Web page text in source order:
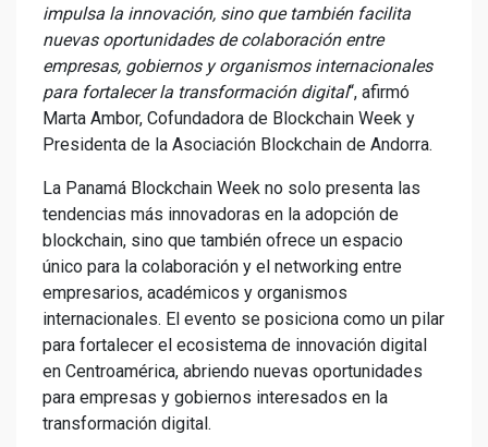
impulsa la innovación, sino que también facilita
nuevas oportunidades de colaboración entre
empresas, gobiernos y organismos internacionales
para fortalecer la transformación digital“, afirmó
Marta Ambor, Cofundadora de Blockchain Week y
Presidenta de la Asociación Blockchain de Andorra.
La Panamá Blockchain Week no solo presenta las
tendencias más innovadoras en la adopción de
blockchain, sino que también ofrece un espacio
único para la colaboración y el networking entre
empresarios, académicos y organismos
internacionales. El evento se posiciona como un pilar
para fortalecer el ecosistema de innovación digital
en Centroamérica, abriendo nuevas oportunidades
para empresas y gobiernos interesados en la
transformación digital.